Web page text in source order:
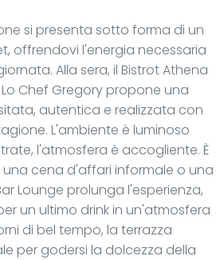
si presenta sotto forma di un
offrendovi l'energia necessaria
Alla sera, il Bistrot Athena
Chef Gregory propone una
autentica e realizzata con
L'ambiente è luminoso
l'atmosfera è accogliente. È
cena d'affari informale o una
Lounge prolunga l'esperienza,
un ultimo drink in un'atmosfera
di bel tempo, la terrazza
per godersi la dolcezza della